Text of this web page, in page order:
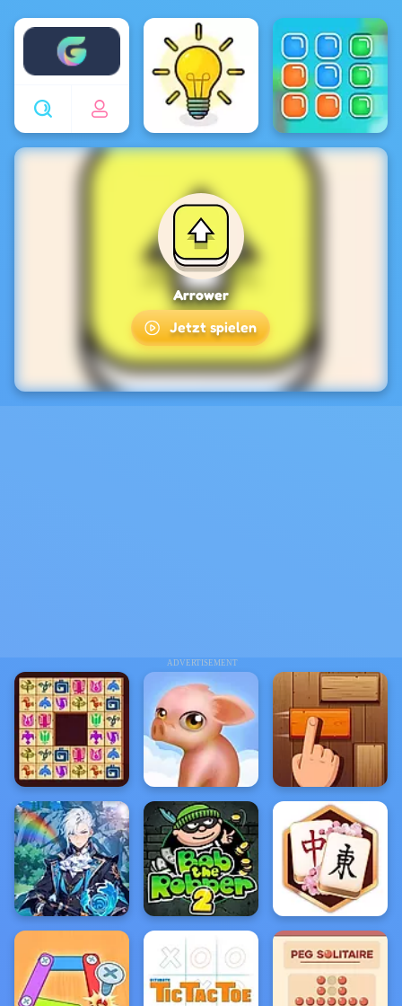
Enjoy4fun
ADVERTISEMENT
Arrower
Jetzt spielen